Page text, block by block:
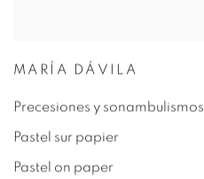
MARÍA DÁVILA
Precesiones y sonambulismos
Pastel sur papier
Pastel on paper